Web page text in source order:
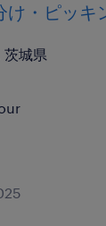
け・ピッキ
茨城県